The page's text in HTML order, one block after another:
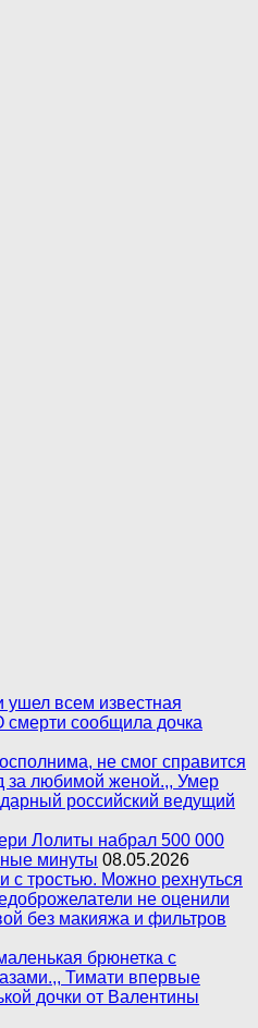
ушел всем известная
смерти сообщила дочка
не смог справится
за любимой женой.,, Умер
российский ведущий
Лолиты набрал 500 000
минуты 08.05.2026
с тростью. Можно рехнуться
не оценили
без макияжа и фильтров
брюнетка с
Тимати впервые
дочки от Валентины